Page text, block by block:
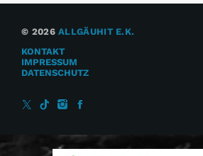
© 2026ALLGÄUHIT E.K.
KONTAKT
IMPRESSUM
DATENSCHUTZ